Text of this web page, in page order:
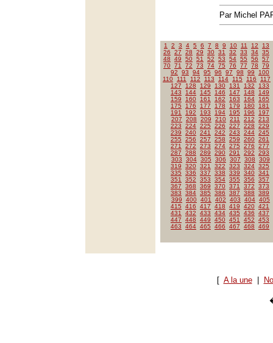
Par Michel
1 2 3 4 5 6 7 8 9 10 11 12
13
26
27 28 29 30 31 32 33 34 35
48
49 50 51 52 53 54 55 56
57
70 71 72 73 74 75 76 77 78
79
92
93 94 95 96 97 98 99
100
110
111 112 113 114 115 116
117
127
128 129 130 131 132
133
143
144 145 146 147 148
149
159
160 161 162 163 164
165
175
176 177 178 179 180
181
191
192 193 194 195 196
197
207
208 209 210 211 212
213
223
224 225 226 227 228
229
239
240 241 242 243 244 245
255
256 257 258 259 260 261
271
272 273 274 275 276
277
287
288 289 290 291 292
293
303
304 305 306 307 308
309
319
320 321 322 323 324 325
335
336 337 338 339 340 341
351
352 353 354 355 356
357
367
368 369 370 371 372
373
383
384 385 386 387 388
389
399
400 401 402 403 404 405
415
416 417 418 419 420 421
431
432 433 434 435 436
437
447
448 449 450 451 452
453
463
464 465 466 467 468 469
[ A la une|